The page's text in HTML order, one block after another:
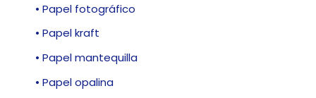
• Papel fotográfico
• Papel kraft
• Papel mantequilla
• Papel opalina